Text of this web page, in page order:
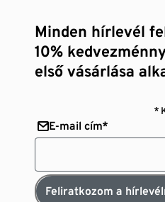
Minden hírlevél
10%
első vásárlása
*
E-mail cím*
Feliratkozom a